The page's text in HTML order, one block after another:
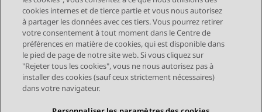
Navigation par sujet
Sujet précédent Sujet suivant
STAY CONNECTED
cookies internes et de tierce partie et vous nous autorisez
à partager les données avec ces tiers. Vous pourrez retirer
votre consentement à tout moment dans le Centre de
préférences en matière de cookies, qui est disponible dans
le pied de page de notre site web. Si vous cliquez sur
"Rejeter tous les cookies", vous ne nous autorisez pas à
installer des cookies (sauf ceux strictement nécessaires)
dans votre navigateur.